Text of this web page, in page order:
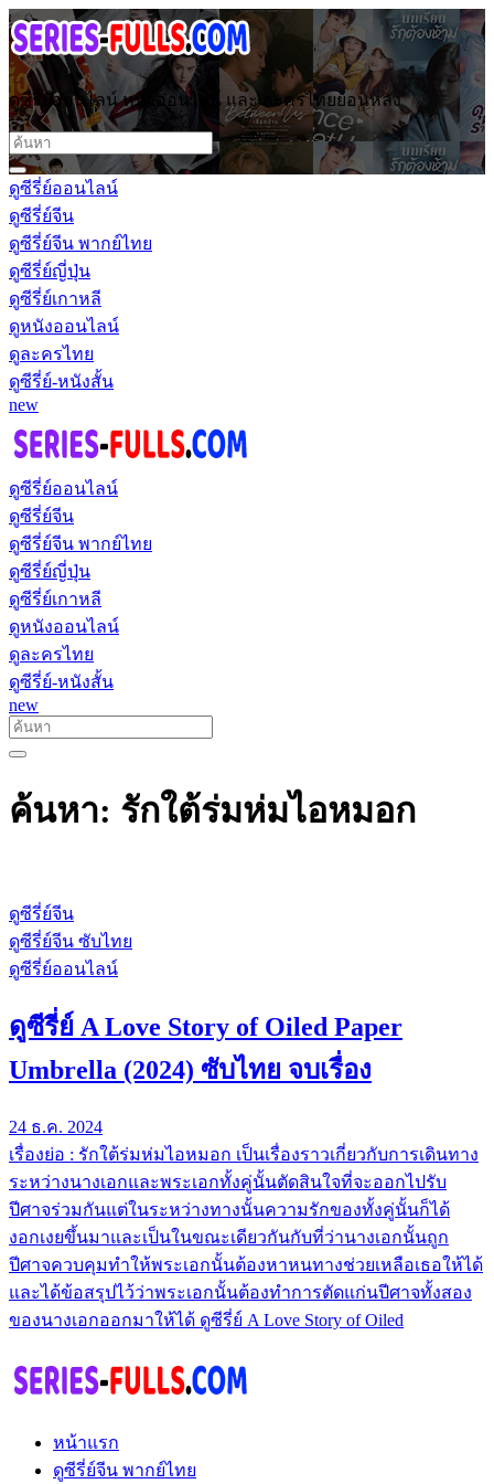
ดูซีรี่ย์ออนไลน์ หนังออนไลน์ และ ละครไทยย้อนหลัง
ดูซีรี่ย์ออนไลน์
ดูซีรี่ย์จีน
ดูซีรี่ย์จีน พากย์ไทย
ดูซีรี่ย์ญี่ปุ่น
ดูซีรี่ย์เกาหลี
ดูหนังออนไลน์
ดูละครไทย
ดูซีรี่ย์-หนังสั้น
new
ดูซีรี่ย์ออนไลน์
ดูซีรี่ย์จีน
ดูซีรี่ย์จีน พากย์ไทย
ดูซีรี่ย์ญี่ปุ่น
ดูซีรี่ย์เกาหลี
ดูหนังออนไลน์
ดูละครไทย
ดูซีรี่ย์-หนังสั้น
new
ค้นหา: รักใต้ร่มห่มไอหมอก
ดูซีรี่ย์จีน
ดูซีรี่ย์จีน ซับไทย
ดูซีรี่ย์ออนไลน์
ดูซีรี่ย์ A Love Story of Oiled Paper
Umbrella (2024) ซับไทย จบเรื่อง
24 ธ.ค. 2024
เรื่องย่อ : รักใต้ร่มห่มไอหมอก เป็นเรื่องราวเกี่ยวกับการเดินทาง
ระหว่างนางเอกและพระเอกทั้งคู่นั้นตัดสินใจที่จะออกไปรับ
ปีศาจร่วมกันแต่ในระหว่างทางนั้นความรักของทั้งคู่นั้นก็ได้
งอกเงยขึ้นมาและเป็นในขณะเดียวกันกับที่ว่านางเอกนั้นถูก
ปีศาจควบคุมทำให้พระเอกนั้นต้องหาหนทางช่วยเหลือเธอให้ได้
และได้ข้อสรุปไว้ว่าพระเอกนั้นต้องทำการตัดแก่นปีศาจทั้งสอง
ของนางเอกออกมาให้ได้ ดูซีรี่ย์ A Love Story of Oiled
หน้าแรก
ดูซีรี่ย์จีน พากย์ไทย